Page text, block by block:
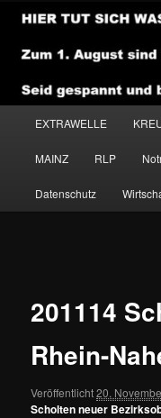
Zum
primären
Inhalt
EXTRAWELLE
MAINZ RLP
Datenschutz
201114
Rhein-
Veröffentlicht20.
Scholten neuer